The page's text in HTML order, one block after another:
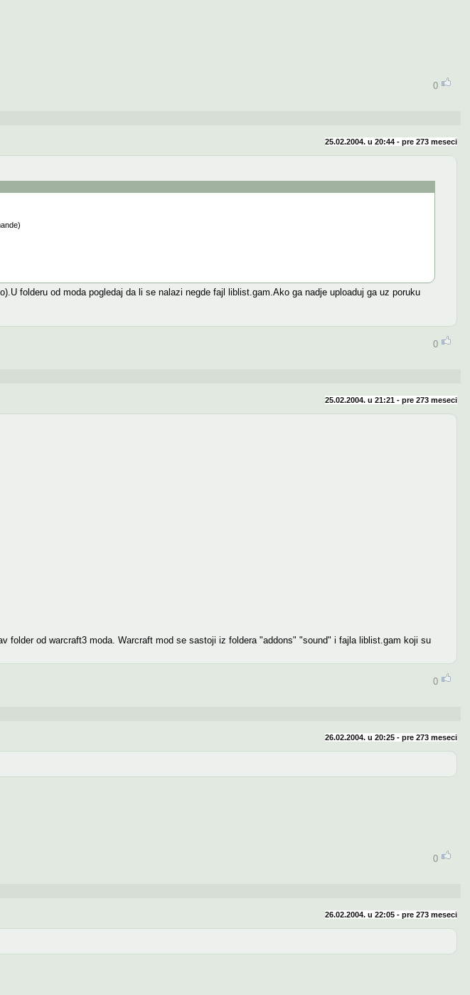
0
25.02.2004. u 20:44 - pre 273 meseci
folderu od moda pogledaj da li se nalazi negde fajl liblist.gam.Ako ga nadje uploaduj ga uz poruku
0
25.02.2004. u 21:21 - pre 273 meseci
folder od warcraft3 moda. Warcraft mod se sastoji iz foldera "addons" "sound" i fajla liblist.gam koji su
0
26.02.2004. u 20:25 - pre 273 meseci
0
26.02.2004. u 22:05 - pre 273 meseci